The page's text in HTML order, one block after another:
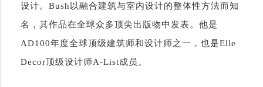
设计。Bush以融合建筑与室内设计的整体性方法而知
名，其作品在全球众多顶尖出版物中发表。他是
AD100年度全球顶级建筑师和设计师之一，也是Elle
Decor顶级设计师A-List成员。